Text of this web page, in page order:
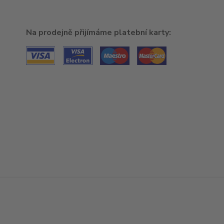
Na prodejně přijímáme platební karty: